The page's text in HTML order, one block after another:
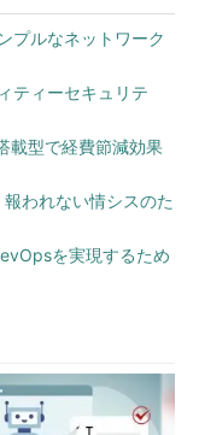
プルなネットワーク
ティーセキュリテ
載型で経費節減効果
報われない情シスのた
を実現するため